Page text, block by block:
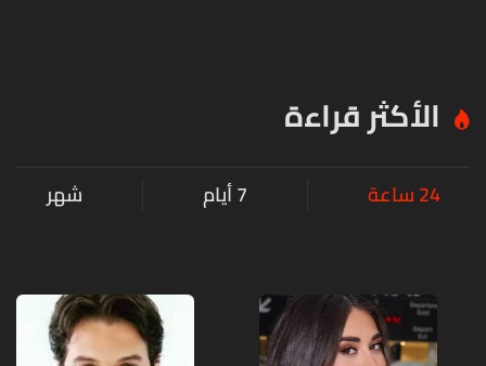
الأكثر قراءة
24 ساعة 7 أيام شهر